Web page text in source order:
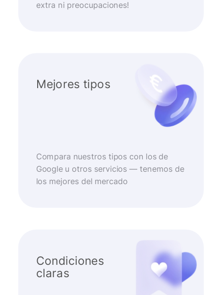
extra ni preocupaciones!
Mejores tipos
Compara nuestros tipos con los de
Google u otros servicios — tenemos de
los mejores del mercado
Condiciones
claras